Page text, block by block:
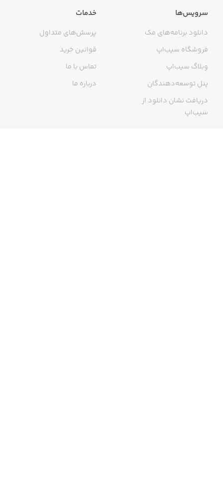
سرویس‌ها
دانلود برنامه‌های مک
فروشگاه سیب‌اپ
وبلاگ سیب‌اپ
پنل توسعه‌دهندگان
دریافت نشان دانلود از
سیب‌اپ
خدمات
پرسش‌های متداول
قوانین خرید
تماس با ما
درباره ما